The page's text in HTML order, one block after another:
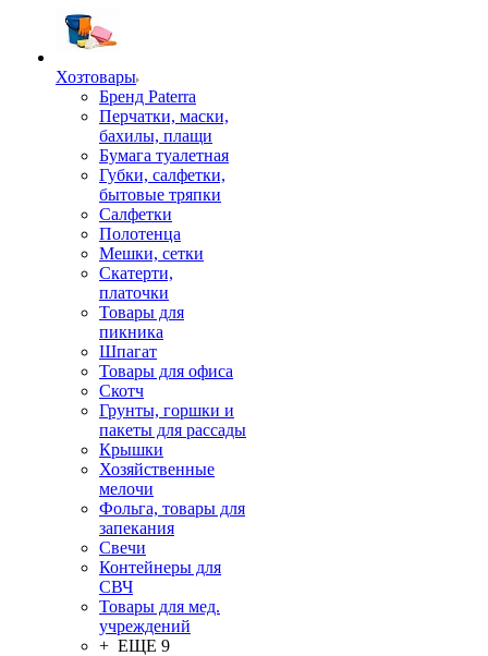
Хозтовары
Бренд Paterra
Перчатки, маски,
бахилы, плащи
Бумага туалетная
Губки, салфетки,
бытовые тряпки
Салфетки
Полотенца
Мешки, сетки
Скатерти,
платочки
Товары для
пикника
Шпагат
Товары для офиса
Скотч
Грунты, горшки и
пакеты для рассады
Крышки
Хозяйственные
мелочи
Фольга, товары для
запекания
Свечи
Контейнеры для
СВЧ
Товары для мед.
учреждений
+ ЕЩЕ 9